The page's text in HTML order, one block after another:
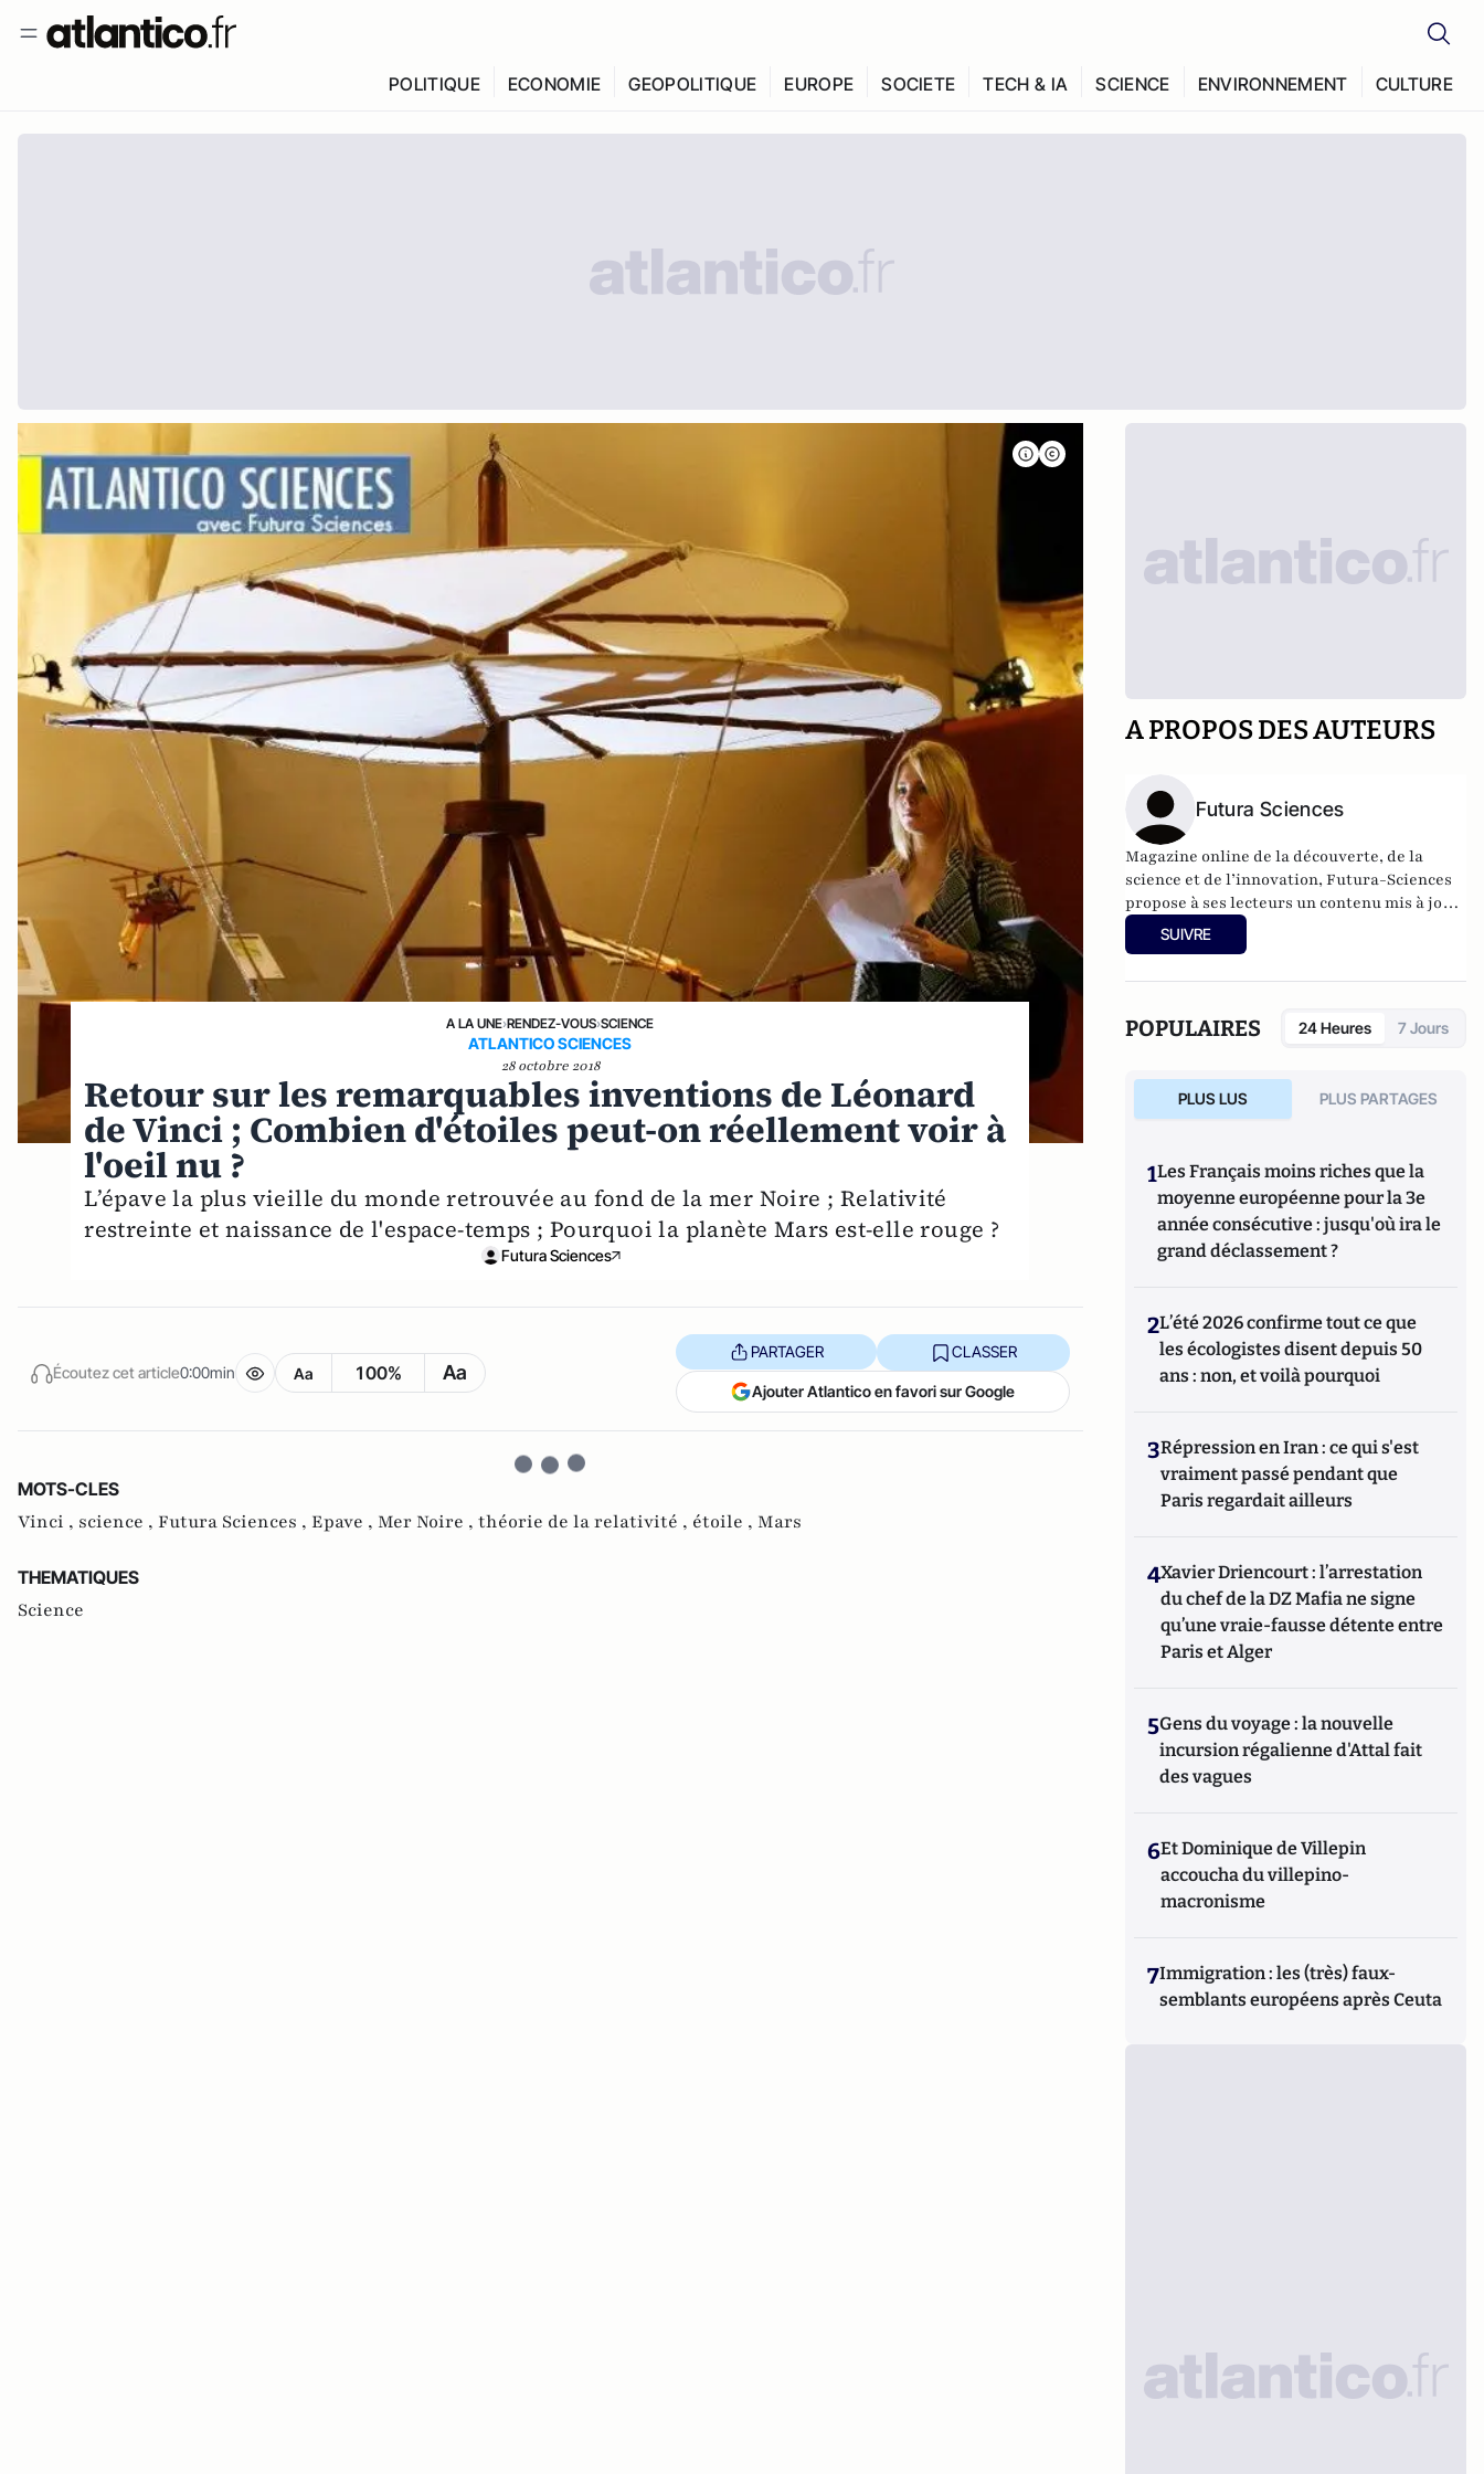
POLITIQUE ECONOMIE GEOPOLITIQUE EUROPE SOCIETE TECH & IA SCIENCE ENVIRONNEMENT CULTURE
A LA UNE›RENDEZ-VOUS›SCIENCE
ATLANTICO SCIENCES
28 octobre 2018
Retour sur les remarquables inventions de Léonard
de Vinci ; Combien d'étoiles peut-on réellement voir à
l'oeil nu ?
L’épave la plus vieille du monde retrouvée au fond de la mer Noire ; Relativité
restreinte et naissance de l'espace-temps ; Pourquoi la planète Mars est-elle rouge ?
Futura Sciences
Écoutez cet article0:00min Aa 100% Aa
PARTAGER CLASSER
Ajouter Atlantico en favori sur Google
MOTS-CLES
Vinci , science , Futura Sciences , Epave , Mer Noire , théorie de la relativité , étoile , Mars
THEMATIQUES
Science
A PROPOS DES AUTEURS
Futura Sciences
Magazine online de la découverte, de la
science et de l’innovation,Futura-Sciences
propose à ses lecteurs un contenu mis à jour
en permanence et richement illustré.
SUIVRE
POPULAIRES 24 Heures 7 Jours
PLUS LUS PLUS PARTAGES
1Les Français moins riches que la
moyenne européenne pour la 3e
année consécutive : jusqu'où ira le
grand déclassement ?
2L’été 2026 confirme tout ce que
les écologistes disent depuis 50
ans : non, et voilà pourquoi
3Répression en Iran : ce qui s'est
vraiment passé pendant que
Paris regardait ailleurs
4Xavier Driencourt : l’arrestation
du chef de la DZ Mafia ne signe
qu’une vraie-fausse détente entre
Paris et Alger
5Gens du voyage : la nouvelle
incursion régalienne d'Attal fait
des vagues
6Et Dominique de Villepin
accoucha du villepino-
macronisme
7Immigration : les (très) faux-
semblants européens après Ceuta